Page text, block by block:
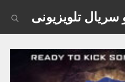
سریال تلویزیونی